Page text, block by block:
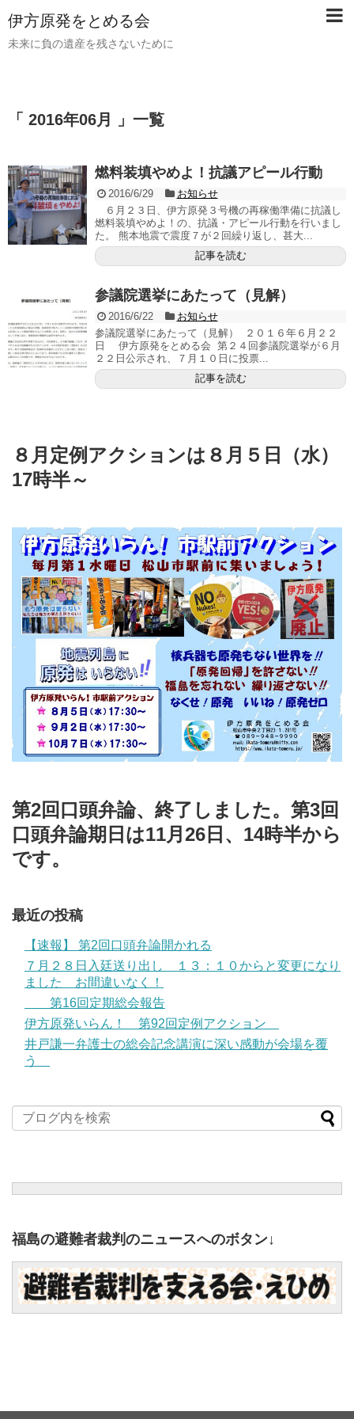
伊方原発をとめる会
未来に負の遺産を残さないために
「 2016年06月 」一覧
燃料装填やめよ！抗議アピール行動
2016/6/29
お知らせ
６月２３日、伊方原発３号機の再稼働準備に抗議し
燃料装填やめよ！の、抗議・アピール行動を行いまし
た。 熊本地震で震度７が２回繰り返し、甚大...
記事を読む
参議院選挙にあたって（見解）
2016/6/22
お知らせ
参議院選挙にあたって（見解） ２０１６年６月２２
日 伊方原発をとめる会 第２４回参議院選挙が６月
２２日公示され、７月１０日に投票...
記事を読む
８月定例アクションは８月５日（水）
17時半～
第2回口頭弁論、終了しました。第3回
口頭弁論期日は11月26日、14時半から
です。
最近の投稿
【速報】 第2回口頭弁論開かれる
７月２８日入廷送り出し １３：１０からと変更になり
ました お間違いなく！
第16回定期総会報告
伊方原発いらん！ 第92回定例アクション
井戸謙一弁護士の総会記念講演に深い感動が会場を覆
う
福島の避難者裁判のニュースへのボタン↓